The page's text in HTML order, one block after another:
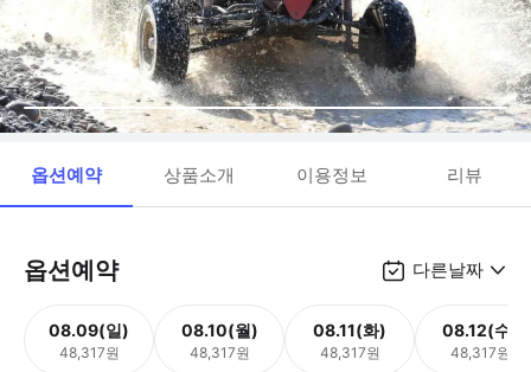
옵션예약 상품소개 이용정보 리뷰
옵션예약 다른날짜
08.09(일)
48,317원
08.10(월)
48,317원
08.11(화)
48,317원
08.12(수)
48,317원